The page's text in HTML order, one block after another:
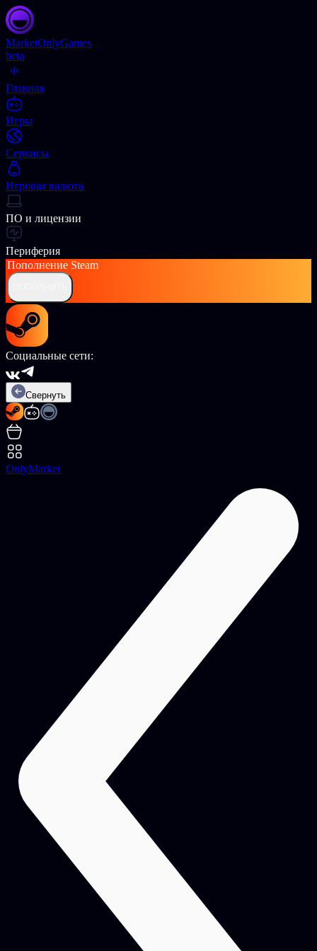
MarketOnlyGames
beta
Главная
Игры
Сервисы
Игровая валюта
ПО и лицензии
Периферия
Пополнение Steam
Социальные сети:
Свернуть
OnlyMarket